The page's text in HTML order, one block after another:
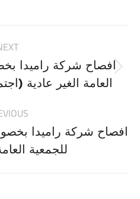
navigation
افصاح شركة راميدا
للجمعية
افصاح شركة راميدا
العامة الغير عادية